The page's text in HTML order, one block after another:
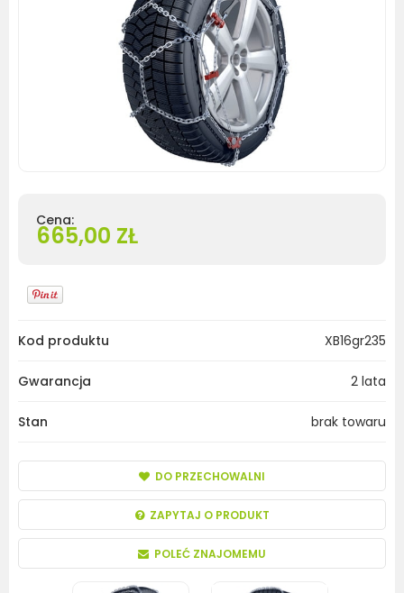
Kod produktu XB16gr235
Gwarancja 2 lata
Stan brak towaru
DO PRZECHOWALNI
ZAPYTAJ O PRODUKT
POLEĆ ZNAJOMEMU
Cena:
665,00 ZŁ